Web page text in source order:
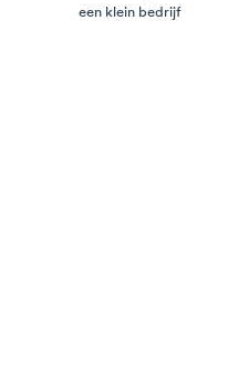
een klein bedrijf